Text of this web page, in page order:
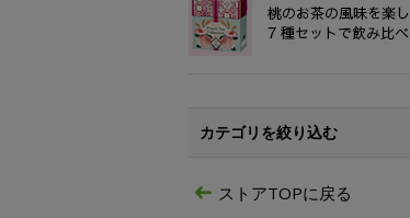
カテゴリを絞り込む
ストアTOPに戻る